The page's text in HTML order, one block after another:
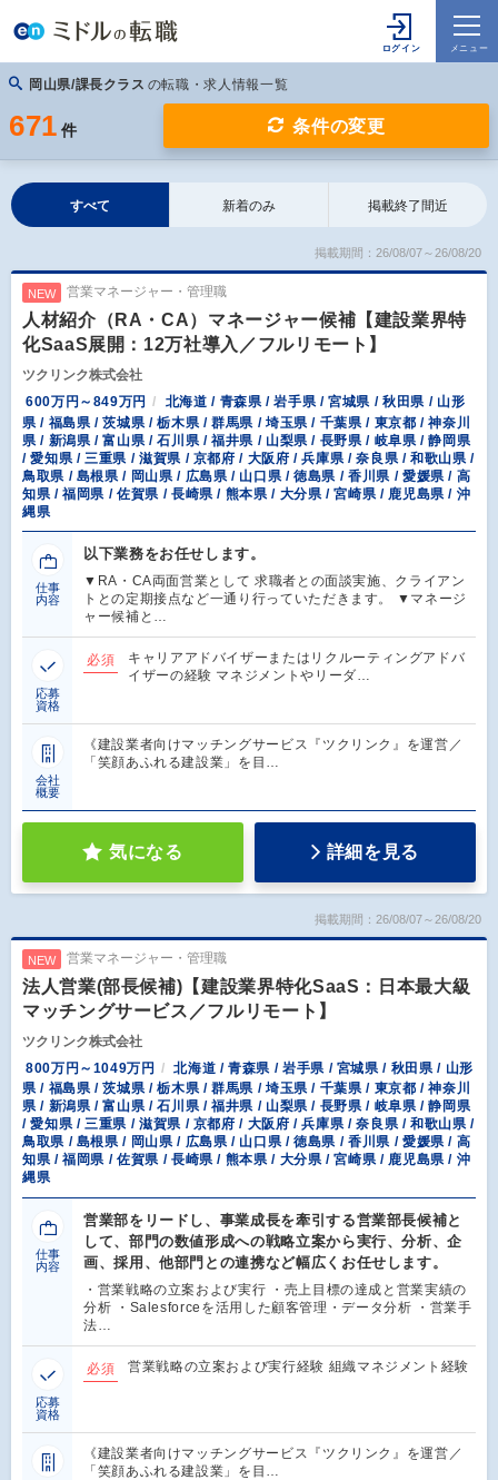
岡山県/課長クラス の転職・求人情報一覧
671 件 条件の変更
すべて 新着のみ 掲載終了間近
掲載期間：26/08/07～26/08/20
NEW 営業マネージャー・管理職
人材紹介（RA・CA）マネージャー候補【建設業界特
化SaaS展開：12万社導入／フルリモート】
ツクリンク株式会社
600万円～849万円
北海道 / 青森県 / 岩手県 / 宮城県 / 秋田県 / 山形
県 / 福島県 / 茨城県 / 栃木県 / 群馬県 / 埼玉県 / 千葉県 / 東京都 / 神奈川
県 / 新潟県 / 富山県 / 石川県 / 福井県 / 山梨県 / 長野県 / 岐阜県 / 静岡県
/ 愛知県 / 三重県 / 滋賀県 / 京都府 / 大阪府 / 兵庫県 / 奈良県 / 和歌山県 /
鳥取県 / 島根県 / 岡山県 / 広島県 / 山口県 / 徳島県 / 香川県 / 愛媛県 / 高
知県 / 福岡県 / 佐賀県 / 長崎県 / 熊本県 / 大分県 / 宮崎県 / 鹿児島県 / 沖
縄県
仕事
内容
以下業務をお任せします。
▼RA・CA両面営業として 求職者との面談実施、クライアン
トとの定期接点など一通り行っていただきます。 ▼マネージ
ャー候補と…
応募
資格
必須
キャリアアドバイザーまたはリクルーティングアドバ
イザーの経験 マネジメントやリーダ…
会社
概要
《建設業者向けマッチングサービス『ツクリンク』を運営／
「笑顔あふれる建設業」を目…
気になる 詳細を見る
掲載期間：26/08/07～26/08/20
NEW 営業マネージャー・管理職
法人営業(部長候補)【建設業界特化SaaS：日本最大級
マッチングサービス／フルリモート】
ツクリンク株式会社
800万円～1049万円
北海道 / 青森県 / 岩手県 / 宮城県 / 秋田県 / 山形
県 / 福島県 / 茨城県 / 栃木県 / 群馬県 / 埼玉県 / 千葉県 / 東京都 / 神奈川
県 / 新潟県 / 富山県 / 石川県 / 福井県 / 山梨県 / 長野県 / 岐阜県 / 静岡県
/ 愛知県 / 三重県 / 滋賀県 / 京都府 / 大阪府 / 兵庫県 / 奈良県 / 和歌山県 /
鳥取県 / 島根県 / 岡山県 / 広島県 / 山口県 / 徳島県 / 香川県 / 愛媛県 / 高
知県 / 福岡県 / 佐賀県 / 長崎県 / 熊本県 / 大分県 / 宮崎県 / 鹿児島県 / 沖
縄県
仕事
内容
営業部をリードし、事業成長を牽引する営業部長候補と
して、部門の数値形成への戦略立案から実行、分析、企
画、採用、他部門との連携など幅広くお任せします。
・営業戦略の立案および実行 ・売上目標の達成と営業実績の
分析 ・Salesforceを活用した顧客管理・データ分析 ・営業手
法…
応募
資格
必須 営業戦略の立案および実行経験 組織マネジメント経験
《建設業者向けマッチングサービス『ツクリンク』を運営／
「笑顔あふれる建設業」を目…